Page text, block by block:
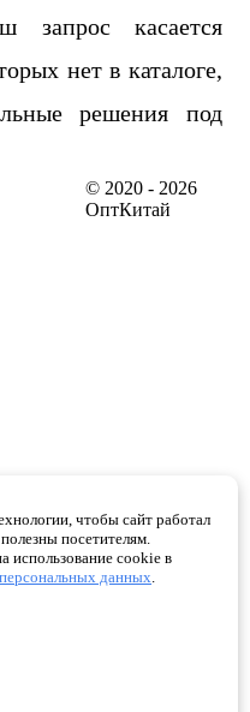
запрос касается
нет в каталоге,
решения под
© 2020 - 2026
ОптКитай
чтобы сайт работал
посетителям.
использование cookie в
данных.